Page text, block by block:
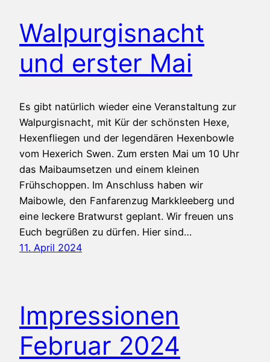
Walpurgisnacht
und erster Mai
Es gibt natürlich wieder eine Veranstaltung zur
Walpurgisnacht, mit Kür der schönsten Hexe,
Hexenfliegen und der legendären Hexenbowle
vom Hexerich Swen. Zum ersten Mai um 10 Uhr
das Maibaumsetzen und einem kleinen
Frühschoppen. Im Anschluss haben wir
Maibowle, den Fanfarenzug Markkleeberg und
eine leckere Bratwurst geplant. Wir freuen uns
Euch begrüßen zu dürfen. Hier sind…
11. April 2024
Impressionen
Februar 2024